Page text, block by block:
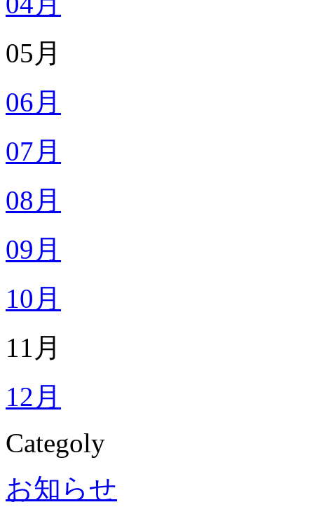
05月
06月
07月
08月
09月
10月
11月
12月
Categoly
お知らせ